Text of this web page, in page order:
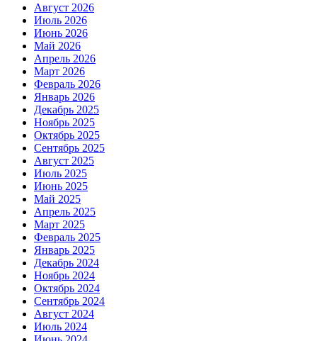
Август 2026
Июль 2026
Июнь 2026
Май 2026
Апрель 2026
Март 2026
Февраль 2026
Январь 2026
Декабрь 2025
Ноябрь 2025
Октябрь 2025
Сентябрь 2025
Август 2025
Июль 2025
Июнь 2025
Май 2025
Апрель 2025
Март 2025
Февраль 2025
Январь 2025
Декабрь 2024
Ноябрь 2024
Октябрь 2024
Сентябрь 2024
Август 2024
Июль 2024